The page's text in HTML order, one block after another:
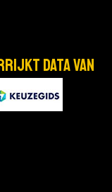
data van